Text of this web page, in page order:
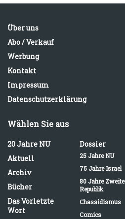
Über uns
Abo / Verkauf
Werbung
Kontakt
Impressum
Datenschutzerklärung
Wählen Sie aus
20 Jahre NU
Aktuell
Archiv
Bücher
Das Vorletzte
Wort
Dossier
25 Jahre NU
75 Jahre Israel
80 Jahre Zweite
Republik
Chassidismus
Comics